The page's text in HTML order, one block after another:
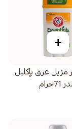
+
مزيل عرق بإكليل